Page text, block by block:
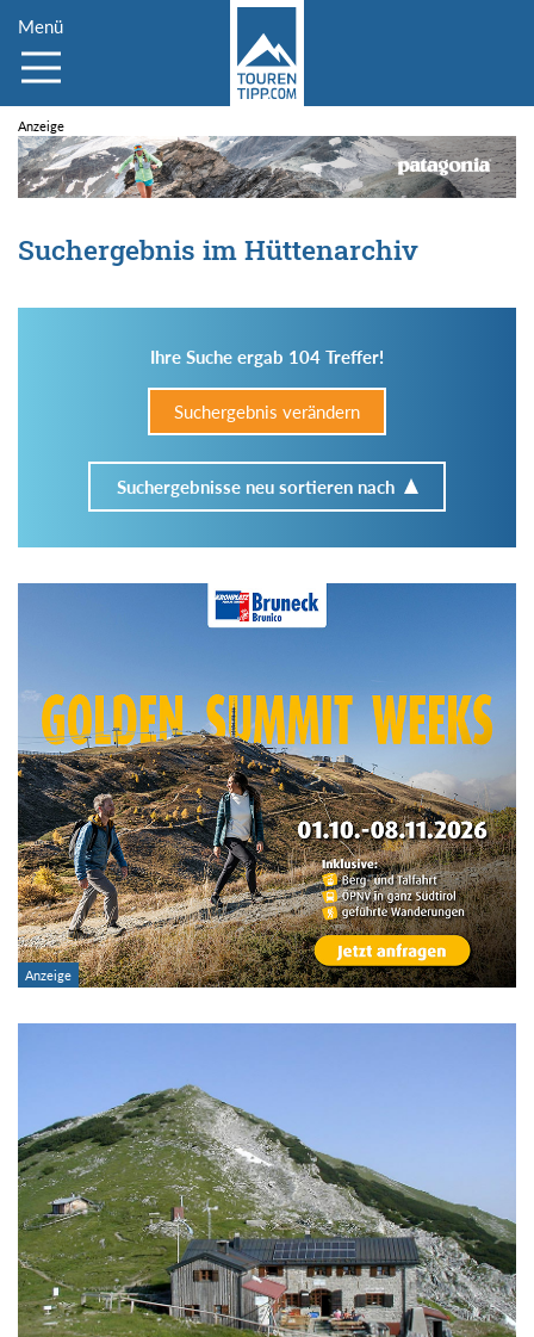
Menü
Suchergebnis im Hüttenarchiv
Ihre Suche ergab 104 Treffer!
Suchergebnis verändern
Suchergebnisse neu sortieren nach
Im Hüttenarchiv suchen
Region:
Gebirge:
Hütten-Typ:
Suchbegriff: